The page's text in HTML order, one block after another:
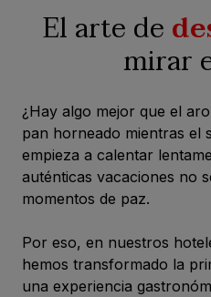
El arte de
mirar
¿Hay algo mejor que el
pan horneado mientras el
empieza a calentar
auténticas vacaciones no
momentos de paz.
Por eso, en nuestros
hemos transformado la
una experiencia